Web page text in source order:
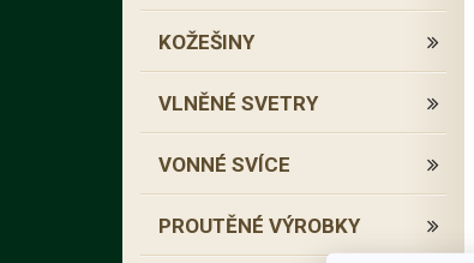
KOŽEŠINY
VLNĚNÉ SVETRY
VONNÉ SVÍCE
PROUTĚNÉ VÝROBKY